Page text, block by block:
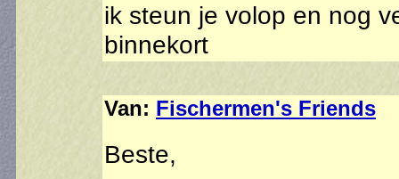
ik steun je volop en nog
binnekort
Van: Fischermen's Friends
Beste,